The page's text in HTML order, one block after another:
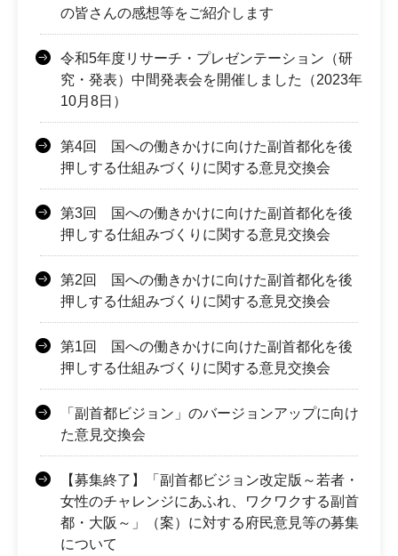
の皆さんの感想等をご紹介します
令和5年度リサーチ・プレゼンテーション（研
究・発表）中間発表会を開催しました（2023年
10月8日）
第4回 国への働きかけに向けた副首都化を後
押しする仕組みづくりに関する意見交換会
第3回 国への働きかけに向けた副首都化を後
押しする仕組みづくりに関する意見交換会
第2回 国への働きかけに向けた副首都化を後
押しする仕組みづくりに関する意見交換会
第1回 国への働きかけに向けた副首都化を後
押しする仕組みづくりに関する意見交換会
「副首都ビジョン」のバージョンアップに向け
た意見交換会
【募集終了】「副首都ビジョン改定版～若者・
女性のチャレンジにあふれ、ワクワクする副首
都・大阪～」（案）に対する府民意見等の募集
について